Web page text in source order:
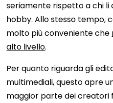
seriamente rispetto a chi li
hobby. Allo stesso tempo,
molto più conveniente che
alto livello.
Per quanto riguarda gli
multimediali, questo apre
maggior parte dei creatori